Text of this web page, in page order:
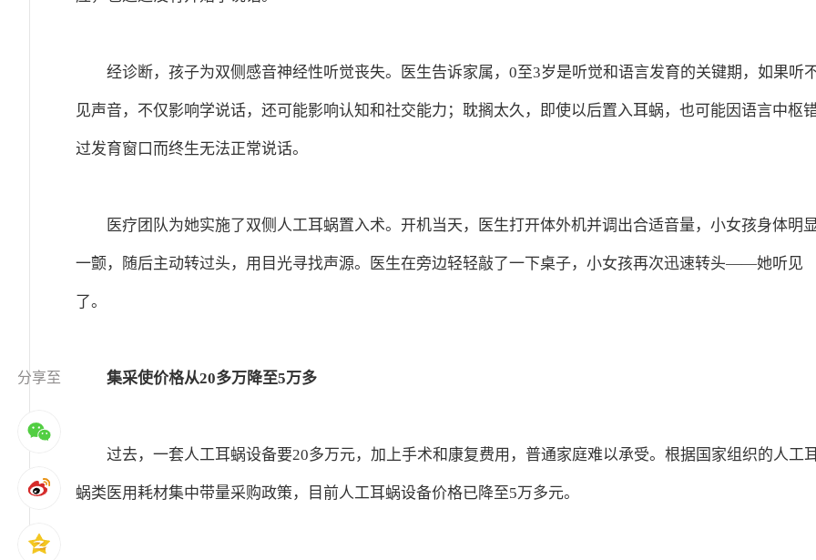
分享至
经诊断，孩子为双侧感音神经性听觉丧失。医生告诉家属，0至3岁是听觉和语言发育的关键期，如果听
见声音，不仅影响学说话，还可能影响认知和社交能力；耽搁太久，即使以后置入耳蜗，也可能因语言中枢
过发育窗口而终生无法正常说话。
医疗团队为她实施了双侧人工耳蜗置入术。开机当天，医生打开体外机并调出合适音量，小女孩身体明
一颤，随后主动转过头，用目光寻找声源。医生在旁边轻轻敲了一下桌子，小女孩再次迅速转头——她听见
了。
集采使价格从20多万降至5万多
过去，一套人工耳蜗设备要20多万元，加上手术和康复费用，普通家庭难以承受。根据国家组织的人工
蜗类医用耗材集中带量采购政策，目前人工耳蜗设备价格已降至5万多元。